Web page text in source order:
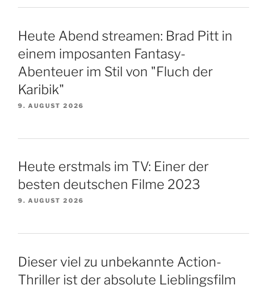
Heute Abend streamen: Brad Pitt in
einem imposanten Fantasy-
Abenteuer im Stil von "Fluch der
Karibik"
9. AUGUST 2026
Heute erstmals im TV: Einer der
besten deutschen Filme 2023
9. AUGUST 2026
Dieser viel zu unbekannte Action-
Thriller ist der absolute Lieblingsfilm